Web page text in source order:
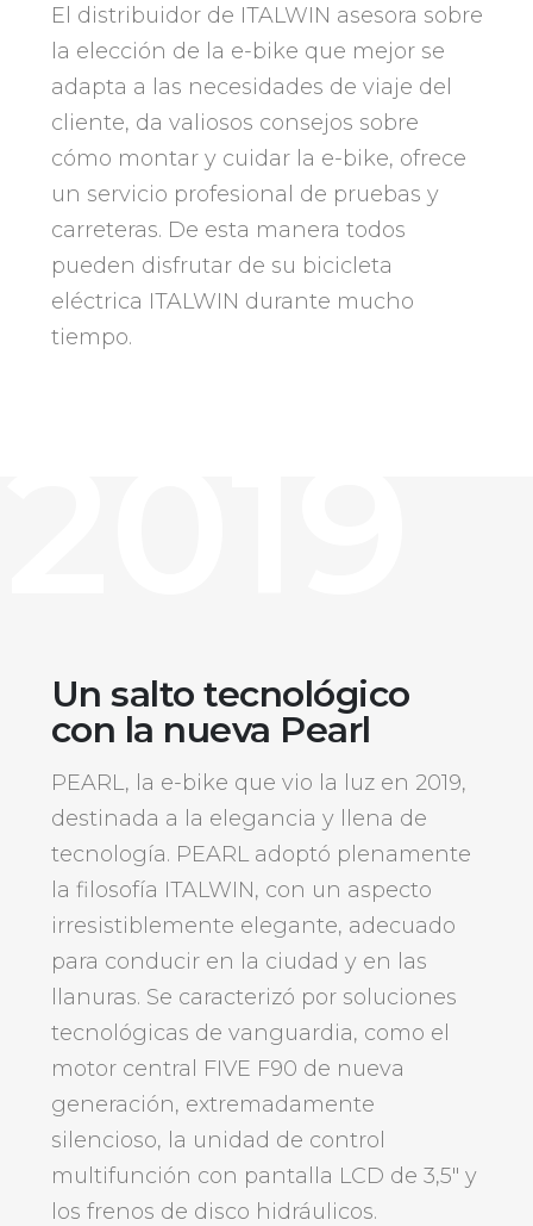
El distribuidor de ITALWIN asesora sobre
la elección de la e-bike que mejor se
adapta a las necesidades de viaje del
cliente, da valiosos consejos sobre
cómo montar y cuidar la e-bike, ofrece
un servicio profesional de pruebas y
carreteras. De esta manera todos
pueden disfrutar de su bicicleta
eléctrica ITALWIN durante mucho
tiempo.
Un salto tecnológico
con la nueva Pearl
PEARL, la e-bike que vio la luz en 2019,
destinada a la elegancia y llena de
tecnología. PEARL adoptó plenamente
la filosofía ITALWIN, con un aspecto
irresistiblemente elegante, adecuado
para conducir en la ciudad y en las
llanuras. Se caracterizó por soluciones
tecnológicas de vanguardia, como el
motor central FIVE F90 de nueva
generación, extremadamente
silencioso, la unidad de control
multifunción con pantalla LCD de 3,5″ y
los frenos de disco hidráulicos.